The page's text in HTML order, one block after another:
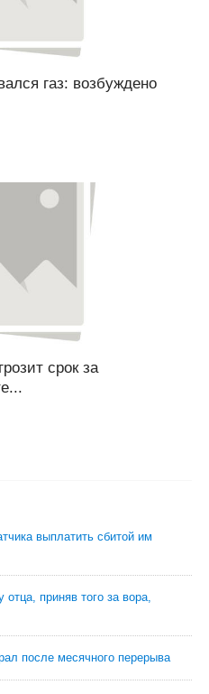
газ: возбуждено
срок за
выплатить сбитой им
приняв того за вора,
после месячного перерыва